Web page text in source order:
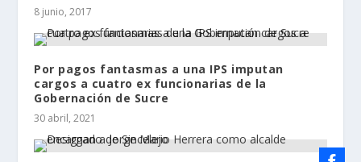
8 junio, 2017
Por pagos fantasmas a una IPS imputan
cargos a cuatro ex funcionarias de la
Gobernación de Sucre
30 abril, 2021